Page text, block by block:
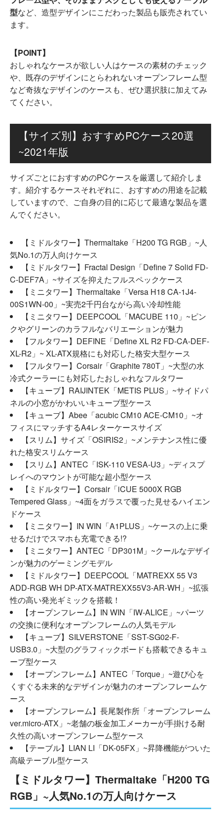
型など、造型デザインにこだわった製品も販売されてい
ます。
【POINT】
おしゃれなケースが欲しい人はケースの素材のチェック
や、既存のデザインにとらわれないオープンフレーム型
など奇抜なデザインのケースも、ぜひ選択肢に加えてみ
てください。
【サイズ別】おすすめPCケース20選
~2021年版
サイズごとにおすすめのPCケースを厳選して紹介しま
す。紹介するケースそれぞれに、おすすめの用途を記載
していますので、ご自身の目的に応じて最適な製品を選
んでください。
【ミドルタワー】Thermaltake「H200 TG RGB」~人
気No.1の万人向けケース
【ミドルタワー】Fractal Design「Define 7 Solid FD-
C-DEF7A」~サイズを抑えたフルスペックケース
【ミニタワー】Thermaltake「Versa H18 CA-1J4-
00S1WN-00」~実売2千円台ながら高い冷却性能
【ミニタワー】DEEPCOOL「MACUBE 110」~ピン
クやグリーンのカラフルなバリエーションが魅力
【フルタワー】DEFINE「Define XL R2 FD-CA-DEF-
XL-R2」~ XL-ATX規格にも対応した格安大型ケース
【フルタワー】Corsair「Graphite 780T」~大型の水
冷式クーラーにも対応したおしゃれなフルタワー
【キューブ】RAIJINTEK「METIS PLUS」~サイドパ
ネルの小窓がかわいいキューブ型ケース
【キューブ】Abee「acubic CM10 ACE-CM10」~オ
フィスにマッチするA4レターケースサイズ
【スリム】サイズ「OSIRIS2」~メンテナンス性に優
れた格安スリムケース
【スリム】ANTEC「ISK-110 VESA-U3」~ディスプ
レイへのマウントが可能な超小型ケース
【ミドルタワー】Corsair「iCUE 5000X RGB
Tempered Glass」~4面をガラスで覆った見せるハイエン
ドケース
【ミニタワー】IN WIN「A1PLUS」~ケースの上に乗
せるだけでスマホも充電できる!?
【ミニタワー】ANTEC「DP301M」~クールなデザイ
ンが魅力のゲーミングモデル
【ミドルタワー】DEEPCOOL「MATREXX 55 V3
ADD-RGB WH DP-ATX-MATREXX55V3-AR-WH」~拡張
性の高い発光ギミックを搭載！
【オープンフレーム】IN WIN「IW-ALICE」~パーツ
の交換に便利なオープンフレームの人気モデル
【キューブ】SILVERSTONE「SST-SG02-F-
USB3.0」~大型のグラフィックボードも搭載できるキュ
ーブ型ケース
【オープンフレーム】ANTEC「Torque」~遊び心を
くすぐる未来的なデザインが魅力のオープンフレームケ
ース
【オープンフレーム】長尾製作所「オープンフレーム
ver.micro-ATX」~老舗の板金加工メーカーが手掛ける耐
久性の高いオープンフレーム型ケース
【テーブル】LIAN LI「DK-05FX」~昇降機能がついた
高級テーブル型ケース
【ミドルタワー】Thermaltake「H200 TG
RGB」~人気No.1の万人向けケース